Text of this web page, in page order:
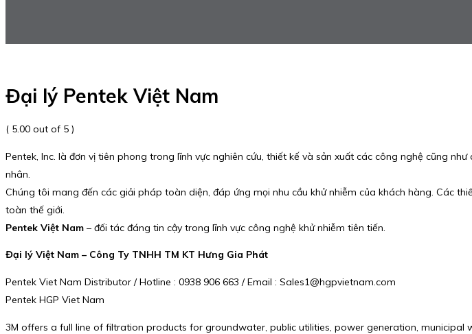
Đại lý Pentek Việt Nam
( 5.00 out of 5 )
Pentek, Inc. là đơn vị tiên phong trong lĩnh vực nghiên cứu, thiết kế và sản xuất các công nghệ cũng
nhân.
Chúng tôi mang đến các giải pháp toàn diện, đáp ứng mọi nhu cầu khử nhiễm của khách hàng. Các
toàn thế giới.
Pentek Việt Nam – đối tác đáng tin cậy trong lĩnh vực công nghệ khử nhiễm tiên tiến.
Đại lý Việt Nam – Công Ty TNHH TM KT Hưng Gia Phát
Pentek Viet Nam Distributor / Hotline : 0938 906 663 / Email : Sales1@hgpvietnam.com
Pentek HGP Viet Nam
3M offers a full line of filtration products for groundwater, public utilities, power generation,